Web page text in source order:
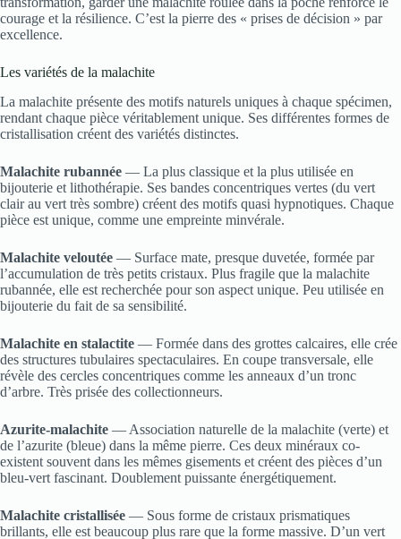
courage et la résilience. C’est la pierre des « prises de décision » par
excellence.
Les variétés de la malachite
La malachite présente des motifs naturels uniques à chaque spécimen,
rendant chaque pièce véritablement unique. Ses différentes formes de
cristallisation créent des variétés distinctes.
Malachite rubannée — La plus classique et la plus utilisée en
bijouterie et lithothérapie. Ses bandes concentriques vertes (du vert
clair au vert très sombre) créent des motifs quasi hypnotiques. Chaque
pièce est unique, comme une empreinte minvérale.
Malachite veloutée — Surface mate, presque duvetée, formée par
l’accumulation de très petits cristaux. Plus fragile que la malachite
rubannée, elle est recherchée pour son aspect unique. Peu utilisée en
bijouterie du fait de sa sensibilité.
Malachite en stalactite — Formée dans des grottes calcaires, elle crée
des structures tubulaires spectaculaires. En coupe transversale, elle
révèle des cercles concentriques comme les anneaux d’un tronc
d’arbre. Très prisée des collectionneurs.
Azurite-malachite — Association naturelle de la malachite (verte) et
de l’azurite (bleue) dans la même pierre. Ces deux minéraux co-
existent souvent dans les mêmes gisements et créent des pièces d’un
bleu-vert fascinant. Doublement puissante énergétiquement.
Malachite cristallisée — Sous forme de cristaux prismatiques
brillants, elle est beaucoup plus rare que la forme massive. D’un vert